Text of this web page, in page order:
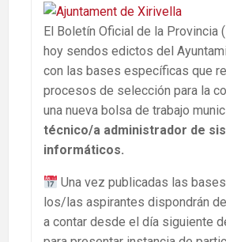
El Boletín Oficial de la Provincia
hoy sendos edictos del
con las bases específicas que
procesos de selección para la
una nueva bolsa de trabajo
técnico/a administrador de
informáticos.
Una vez publicadas las bases
los/las aspirantes dispondrán
a contar desde el día siguiente